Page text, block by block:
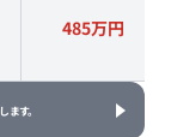
485万円
す。